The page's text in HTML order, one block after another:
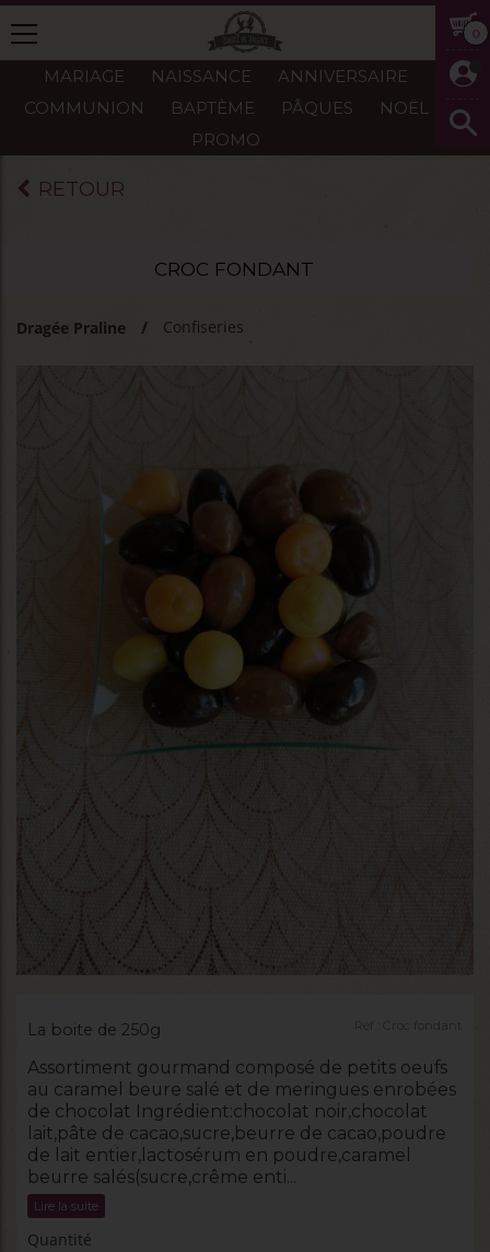
0
MARIAGE NAISSANCE
ANNIVERSAIRE
COMMUNION
BAPTÈME PÂQUES
NOËL
PROMO
RETOUR
CROC FONDANT
Dragée Praline Confiseries
La boite de 250g
Assortiment gourmand composé de petits oeufs
au caramel beure salé et de meringues enrobées
de chocolat Ingrédient:chocolat noir,chocolat
lait,pâte de cacao,sucre,beurre de cacao,poudre
de lait entier,lactosérum en poudre,caramel
beurre salés(sucre,crême enti...
Lire la suite
Quantité